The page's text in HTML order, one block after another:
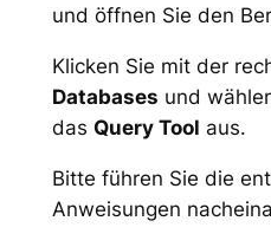
und öffnen Sie den
Klicken Sie mit der
Databases und
das Query Tool aus.
Bitte führen Sie die
Anweisungen